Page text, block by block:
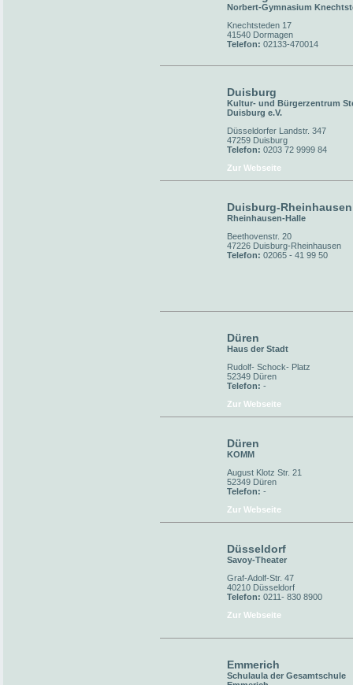
Norbert-Gymnasium
Knechtsteden 17
41540 Dormagen
Telefon: 02133-470014
Duisburg
Kultur- und Bürgerzentrum
Duisburg e.V.
Düsseldorfer Landstr. 347
47259 Duisburg
Telefon: 0203 72 9999 84
Zur Webseite
Duisburg-Rheinhausen
Rheinhausen-Halle
Beethovenstr. 20
47226 Duisburg-Rheinhausen
Telefon: 02065 - 41 99 50
Düren
Haus der Stadt
Rudolf- Schock- Platz
52349 Düren
Telefon: -
Zur Webseite
Düren
KOMM
August Klotz Str. 21
52349 Düren
Telefon: -
Zur Webseite
Düsseldorf
Savoy-Theater
Graf-Adolf-Str. 47
40210 Düsseldorf
Telefon: 0211- 830 8900
Zur Webseite
Emmerich
Schulaula der Gesamtschule